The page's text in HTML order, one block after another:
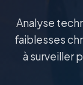
Analyse
faiblesses
à surveiller